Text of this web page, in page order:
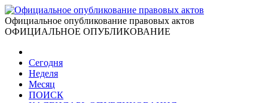
Официальное опубликование правовых актов
ОФИЦИАЛЬНОЕ ОПУБЛИКОВАНИЕ
Сегодня
Неделя
Месяц
ПОИСК